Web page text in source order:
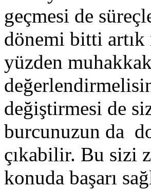
geçmesi de
dönemi bitti
yüzden
değiştirmesi de
burcunuzun da
çıkabilir. Bu sizi
konuda başarı